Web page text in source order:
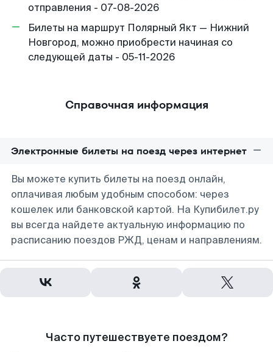
отправления - 07-08-2026
Билеты на маршрут Полярный Якт — Нижний
Новгород, можно приобрести начиная со
следующей даты - 05-11-2026
Справочная информация
Электронные билеты на поезд через интернет
Вы можете купить билеты на поезд онлайн,
оплачивая любым удобным способом: через
кошелек или банковской картой. На Купибилет.ру
вы всегда найдете актуальную информацию по
расписанию поездов РЖД, ценам и направлениям.
Часто путешествуете поездом?